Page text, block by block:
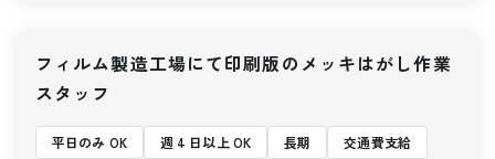
フィルム製造工場にて印刷版のメッキはがし作業
スタッフ
平日のみ OK 週 4 日以上 OK 長期 交通費支給